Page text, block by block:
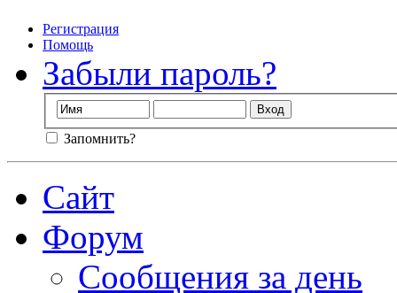
Регистрация
Помощь
Забыли пароль?
Запомнить?
Сайт
Форум
Сообщения за день